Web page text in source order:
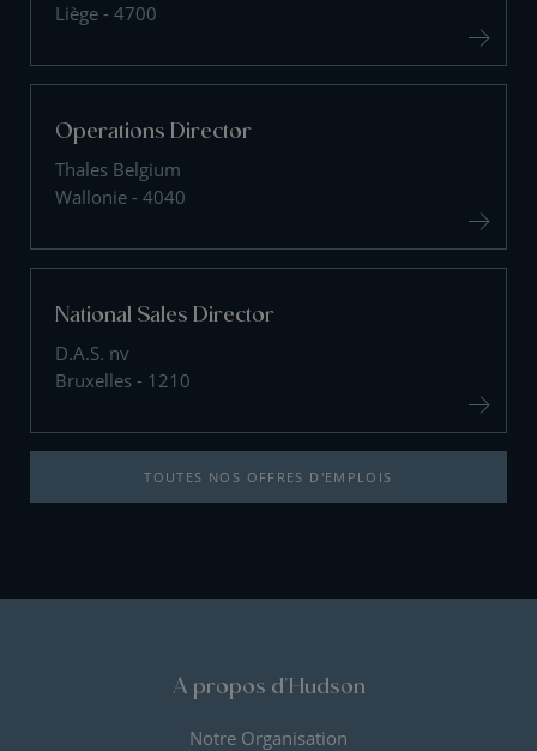
Liège - 4700
Operations Director
Thales Belgium
Wallonie - 4040
National Sales Director
D.A.S. nv
Bruxelles - 1210
TOUTES NOS OFFRES D'EMPLOIS
A propos d'Hudson
Notre Organisation